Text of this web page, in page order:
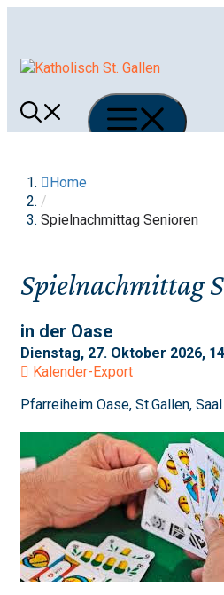
Menü
Home
/
Spielnachmittag Senioren
Spielnachmittag
in der Oase
Dienstag, 27. Oktober 2026,
Kalender-Export
Pfarreiheim Oase, St.Gallen, Saal